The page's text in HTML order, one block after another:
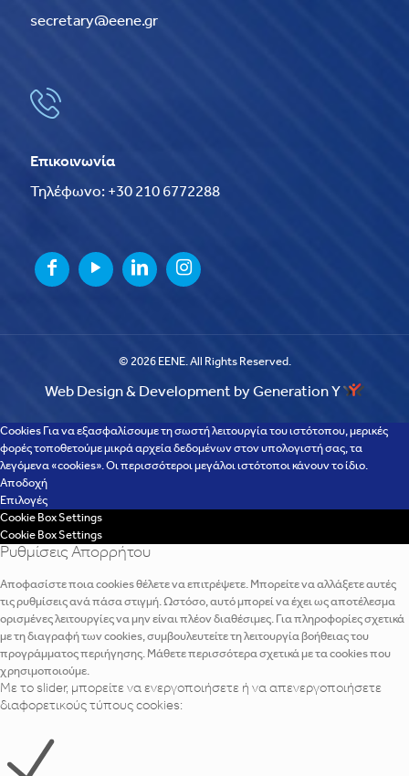
secretary@eene.gr
Επικοινωνία
Τηλέφωνο: +30 210 6772288
© 2026 EENE. All Rights Reserved.
Web Design & Development by Generation Y
Cookies Για να εξασφαλίσουμε τη σωστή λειτουργία του ιστότοπου, μερικές
φορές τοποθετούμε μικρά αρχεία δεδομένων στον υπολογιστή σας, τα
λεγόμενα «cookies». Οι περισσότεροι μεγάλοι ιστότοποι κάνουν το ίδιο.
Αποδοχή
Επιλογές
Cookie Box Settings
Cookie Box Settings
Ρυθμίσεις Απορρήτου
Αποφασίστε ποια cookies θέλετε να επιτρέψετε. Μπορείτε να αλλάξετε αυτές
τις ρυθμίσεις ανά πάσα στιγμή. Ωστόσο, αυτό μπορεί να έχει ως αποτέλεσμα
ορισμένες λειτουργίες να μην είναι πλέον διαθέσιμες. Για πληροφορίες σχετικά
με τη διαγραφή των cookies, συμβουλευτείτε τη λειτουργία βοήθειας του
προγράμματος περιήγησης. Μάθετε περισσότερα σχετικά με τα cookies που
χρησιμοποιούμε.
Με το slider, μπορείτε να ενεργοποιήσετε ή να απενεργοποιήσετε
διαφορετικούς τύπους cookies: